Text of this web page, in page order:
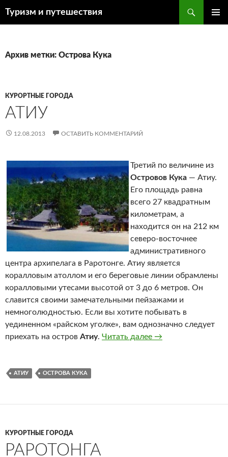
Туризм и путешествия
Архив метки: Острова Кука
КУРОРТНЫЕ ГОРОДА
АТИУ
12.08.2013 ОСТАВИТЬ КОММЕНТАРИЙ
Третий по величине из
Островов Кука — Атиу.
Его площадь равна
всего 27 квадратным
километрам, а
находится он на 212 км
северо-восточнее
административного
центра архипелага в Раротонге. Атиу является
коралловым атоллом и его береговые линии обрамлены
коралловыми утесами высотой от 3 до 6 метров. Он
славится своими замечательными пейзажами и
немноголюдностью. Если вы хотите побывать в
уединенном «райском уголке», вам однозначно следует
приехать на остров Атиу. Читать далее Атиу
→
АТИУ ОСТРОВА КУКА
КУРОРТНЫЕ ГОРОДА
РАРОТОНГА